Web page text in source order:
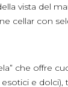
vista del
cellar con
che offre
e dolci),